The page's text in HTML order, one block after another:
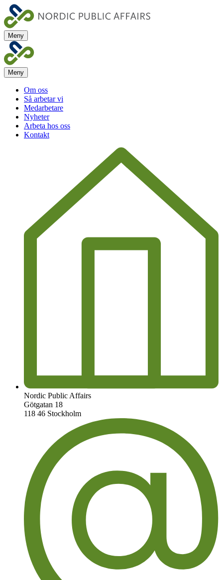
Nordic
Public
Affairs
Meny
Nordic
Public
Affairs
Meny
Om oss
Så arbetar vi
Medarbetare
Nyheter
Arbeta hos oss
Kontakt
Nordic Public Affairs
Götgatan 18
118 46 Stockholm